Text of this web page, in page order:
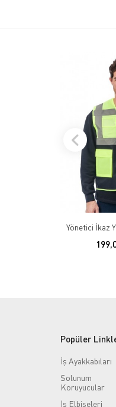
Yönetici İkaz
Popüler
İş Ayakkabıları
Solunum
Koruyucular
İş Elbiseleri